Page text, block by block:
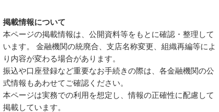
掲載情報について
本ページの掲載情報は、公開資料等をもとに確認・整理して
います。 金融機関の統廃合、支店名称変更、組織再編等によ
り内容が変わる場合があります。
振込や口座登録など重要なお手続きの際は、各金融機関の公
式情報もあわせてご確認ください。
本ページは実務での利用を想定し、情報の正確性に配慮して
掲載しています。